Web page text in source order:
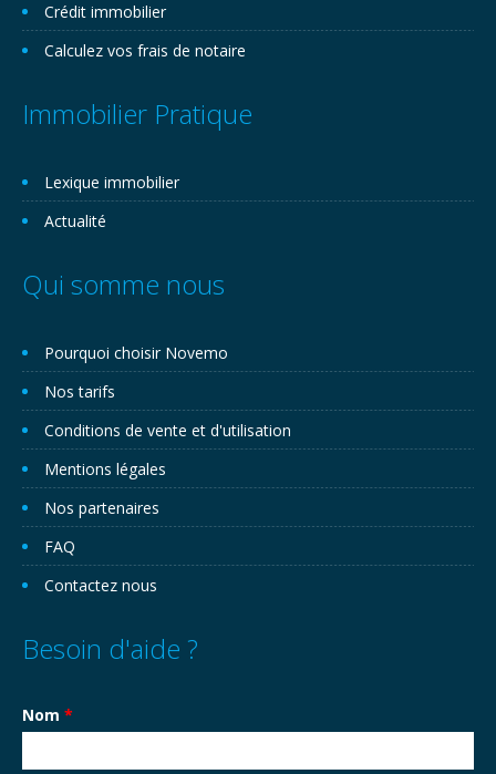
Crédit immobilier
Calculez vos frais de notaire
Immobilier Pratique
Lexique immobilier
Actualité
Qui somme nous
Pourquoi choisir Novemo
Nos tarifs
Conditions de vente et d'utilisation
Mentions légales
Nos partenaires
FAQ
Contactez nous
Besoin d'aide ?
Nom *